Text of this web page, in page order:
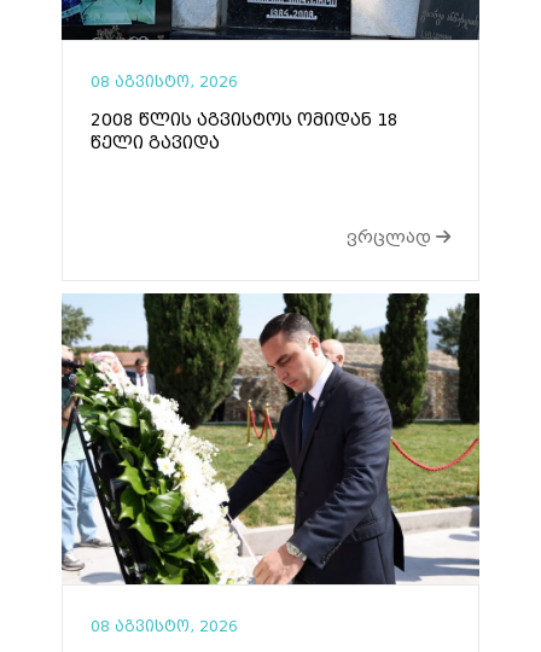
08 აგვისტო, 2026
2008 წლის აგვისტოს ომიდან 18
წელი გავიდა
ვრცლად
08 აგვისტო, 2026